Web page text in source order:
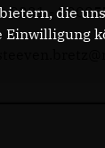
0331 -die